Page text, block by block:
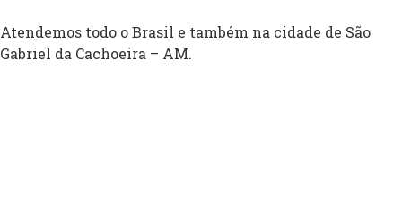
Atendemos todo o Brasil e também na cidade de São
Gabriel da Cachoeira – AM.